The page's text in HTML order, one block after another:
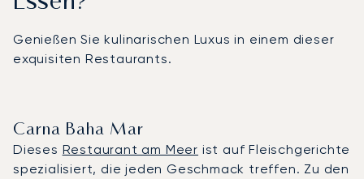
Genießen Sie kulinarischen Luxus in einem dieser
exquisiten Restaurants.
Carna Baha Mar
Dieses Restaurant am Meer ist auf Fleischgerichte
spezialisiert, die jeden Geschmack treffen. Zu den